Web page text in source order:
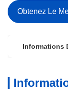
Obtenez Le
Informations